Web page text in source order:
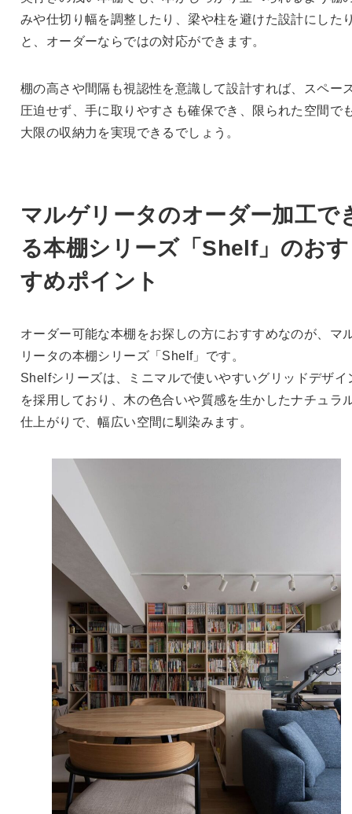
みや仕切り幅を調整したり、梁や柱を避けた設計にした
と、オーダーならではの対応ができます。
棚の高さや間隔も視認性を意識して設計すれば、スペー
圧迫せず、手に取りやすさも確保でき、限られた空間で
大限の収納力を実現できるでしょう。
マルゲリータのオーダー加工で
る本棚シリーズ「Shelf」のおす
すめポイント
オーダー可能な本棚をお探しの方におすすめなのが、マ
リータの本棚シリーズ「Shelf」です。
Shelfシリーズは、ミニマルで使いやすいグリッドデザイ
を採用しており、木の色合いや質感を生かしたナチュラ
仕上がりで、幅広い空間に馴染みます。